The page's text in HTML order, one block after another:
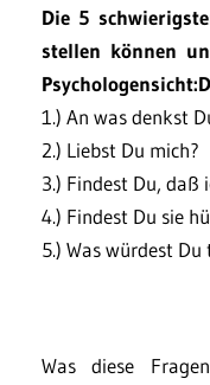
Die 5
stellen können
1.) An was denkst
2.) Liebst Du mich?
3.) Findest Du, daß
4.) Findest Du sie
5.) Was würdest
Was diese